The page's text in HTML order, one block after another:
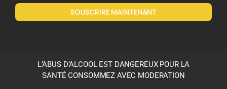
Politique en matière de remboursements et de retours
SOUSCRIRE MAINTENANT
L’ABUS D’ALCOOL EST DANGEREUX POUR LA
SANTÉ CONSOMMEZ AVEC MODERATION